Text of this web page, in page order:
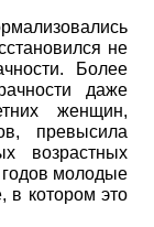
не
Более
даже
женщин,
превысила
возрастных
годов молодые
в котором это